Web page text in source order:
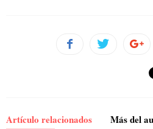
Artículo relacionados Más del